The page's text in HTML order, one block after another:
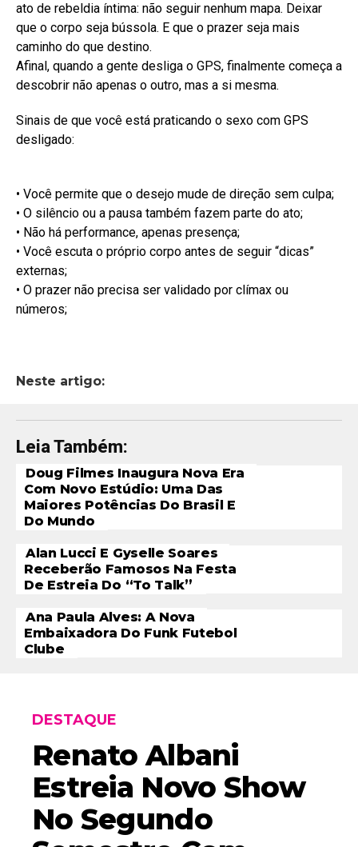
ato de rebeldia íntima: não seguir nenhum mapa. Deixar
que o corpo seja bússola. E que o prazer seja mais
caminho do que destino.
Afinal, quando a gente desliga o GPS, finalmente começa a
descobrir não apenas o outro, mas a si mesma.
Sinais de que você está praticando o sexo com GPS
desligado:
• Você permite que o desejo mude de direção sem culpa;
• O silêncio ou a pausa também fazem parte do ato;
• Não há performance, apenas presença;
• Você escuta o próprio corpo antes de seguir “dicas”
externas;
• O prazer não precisa ser validado por clímax ou
números;
Neste artigo:
Leia Também:
Doug Filmes Inaugura Nova Era
Com Novo Estúdio: Uma Das
Maiores Potências Do Brasil E
Do Mundo
Alan Lucci E Gyselle Soares
Receberão Famosos Na Festa
De Estreia Do “To Talk”
Ana Paula Alves: A Nova
Embaixadora Do Funk Futebol
Clube
DESTAQUE
Renato Albani
Estreia Novo Show
No Segundo